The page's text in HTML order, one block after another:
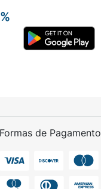
Formas de Pagamento